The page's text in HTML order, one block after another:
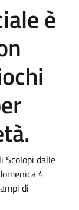
è
Scolopi dalle
4
di